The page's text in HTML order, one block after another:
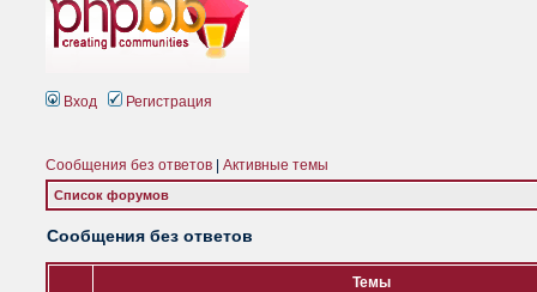
Вход Регистрация
Сообщения без ответов Активные темы
Список форумов
Сообщения без ответов
Темы